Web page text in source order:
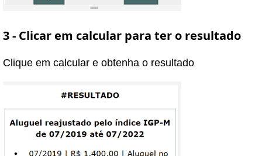
3 - Clicar em calcular para ter o resultado
Clique em calcular e obtenha o resultado